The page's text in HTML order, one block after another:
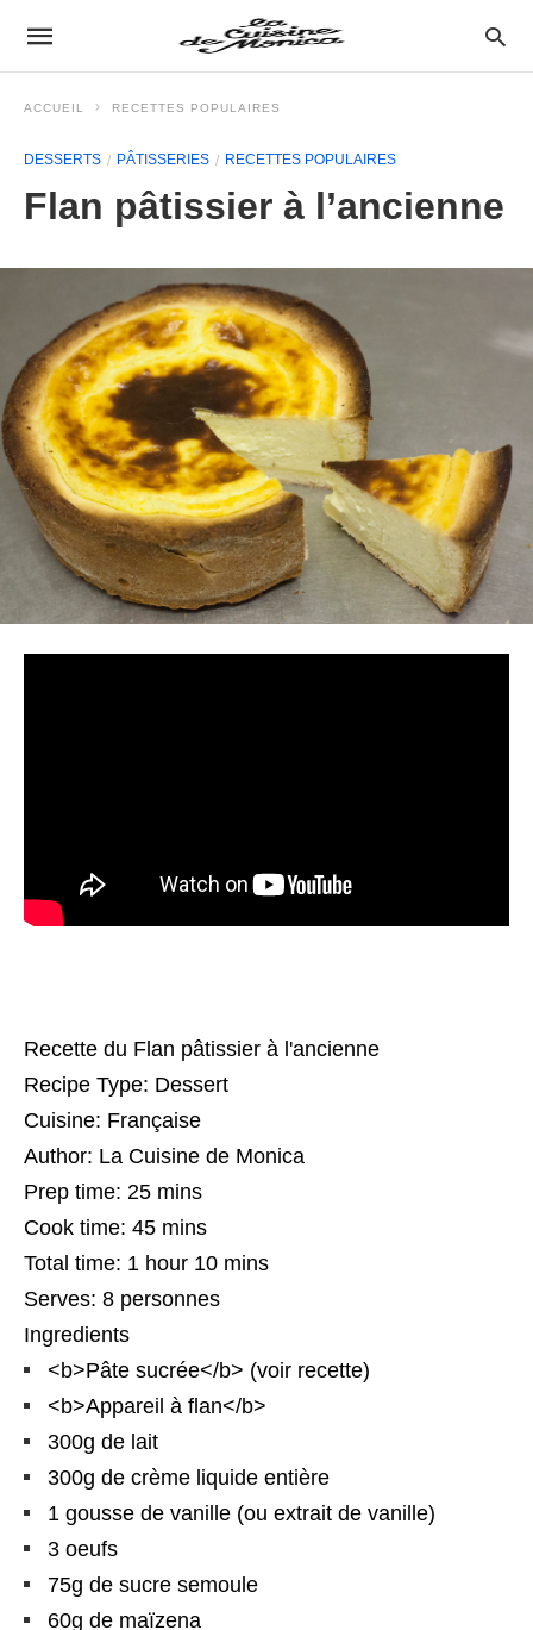
ACCUEIL RECETTES POPULAIRES
DESSERTS PÂTISSERIES RECETTES POPULAIRES
Flan pâtissier à l’ancienne
Recette du Flan pâtissier à l'ancienne
Recipe Type: Dessert
Cuisine: Française
Author: La Cuisine de Monica
Prep time: 25 mins
Cook time: 45 mins
Total time: 1 hour 10 mins
Serves: 8 personnes
Ingredients
<b>Pâte sucrée</b> (voir recette)
<b>Appareil à flan</b>
300g de lait
300g de crème liquide entière
1 gousse de vanille (ou extrait de vanille)
3 oeufs
75g de sucre semoule
60g de maïzena